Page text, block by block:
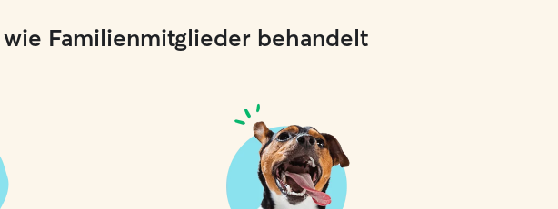
Familienmitglieder behandelt